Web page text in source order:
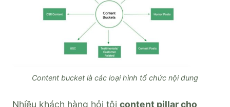
Content bucket là các loại hình tổ chức nội dung
Nhiều khách hàng hỏi tôi content pillar cho